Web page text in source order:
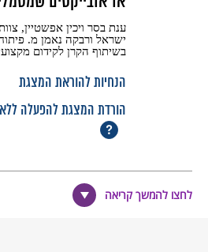
לחצו להמשך קריאה